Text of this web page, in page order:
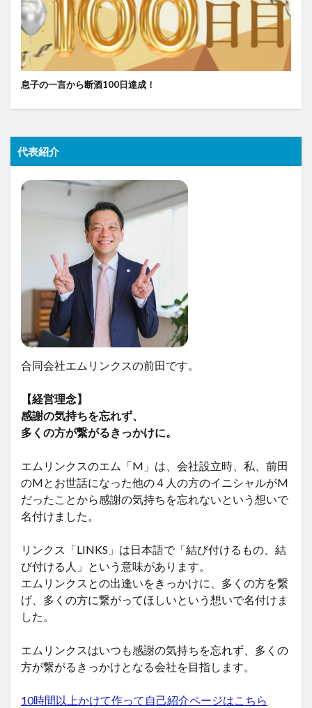
息子の一言から断酒100日達成！
代表紹介
合同会社エムリンクスの前田です。
【経営理念】
感謝の気持ちを忘れず、
多くの方が繋がるきっかけに。
エムリンクスのエム「M」は、会社設立時、私、前田
のMとお世話になった他の４人の方のイニシャルがM
だったことから感謝の気持ちを忘れないという想いで
名付けました。
リンクス「LINKS」は日本語で「結び付けるもの、結
び付ける人」という意味があります。
エムリンクスとの出逢いをきっかけに、多くの方を繋
げ、多くの方に繋がってほしいという想いで名付けま
した。
エムリンクスはいつも感謝の気持ちを忘れず、多くの
方が繋がるきっかけとなる会社を目指します。
10時間以上かけて作って自己紹介ページはこちら